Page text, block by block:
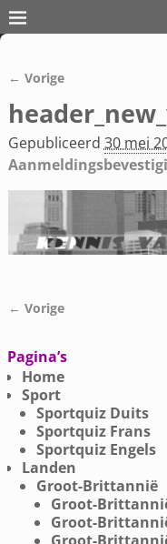
Afbeeldingsnavigatie
← Vorige
Gepubliceerd 30 mei
Afbeeldingsnavigatie
← Vorige
Pagina’s
Home
Sport
Sportquiz Duits
Sportquiz Frans
Sportquiz Engels
Landen
Groot-Brittannië
Groot-
Groot-